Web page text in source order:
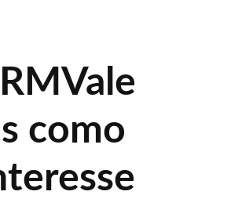
como